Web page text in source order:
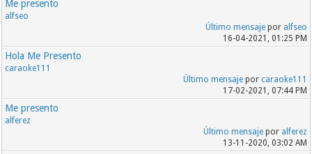
Me presento
alfseo
Último mensajepor alfseo
16-04-2021, 01:25 PM
Hola Me Presento
caraoke111
Último mensajepor caraoke111
17-02-2021, 07:44 PM
Me presento
alferez
Último mensajepor alferez
13-11-2020, 03:02 AM